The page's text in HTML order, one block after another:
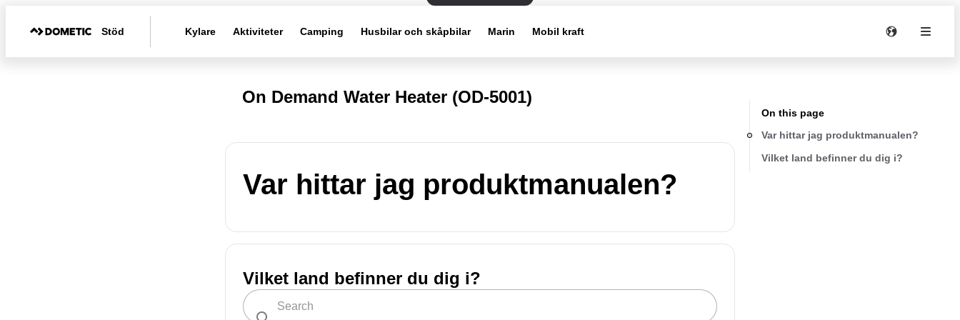
Stöd Kylare Aktiviteter Camping Husbilar och skåpbilar Marin Mobil kraft
On Demand Water Heater (OD-5001)
Var hittar jag produktmanualen?
Vilket land befinner du dig i?
On this page
Var hittar jag produktmanualen?
Vilket land befinner du dig i?